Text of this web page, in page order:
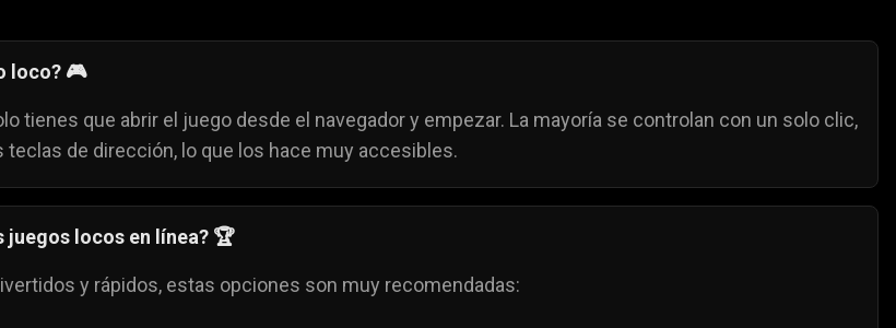
loco? 🎮
tienes que abrir el juego desde el navegador y empezar. La mayoría se controlan con un solo clic,
teclas de dirección, lo que los hace muy accesibles.
juegos locos en línea? 🏆
y rápidos, estas opciones son muy recomendadas: